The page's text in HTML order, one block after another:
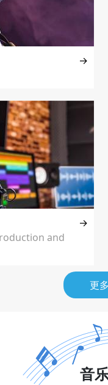
→
→
and
更
音